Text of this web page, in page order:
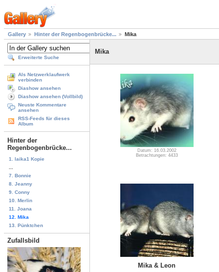
Gallery Hinter der Regenbogenbrücke... Mika
Erweiterte Suche
Als Netzwerklaufwerk
verbinden
Diashow ansehen
Diashow ansehen (Vollbild)
Neuste Kommentare
ansehen
RSS-Feeds für dieses
Album
Hinter der
Regenbogenbrücke...
1. laika1 Kopie
7. Bonnie
8. Jeanny
9. Conny
10. Merlin
11. Joana
12. Mika
13. Pünktchen
Zufallsbild
Mika
Datum: 16.03.2002
Betrachtungen: 4433
Mika & Leon